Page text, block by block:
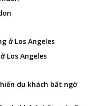
Los Angeles